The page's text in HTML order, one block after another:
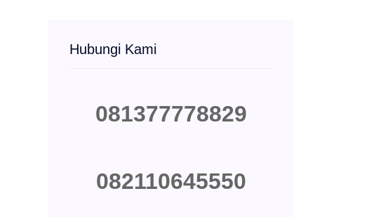
Hubungi Kami
081377778829
082110645550